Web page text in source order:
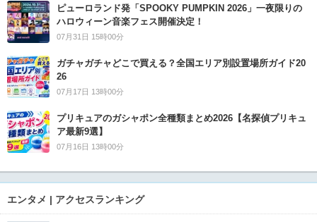
ピューロランド発「SPOOKY PUMPKIN 2026」一夜限りの
ハロウィーン音楽フェス開催決定！
07月31日 15時00分
ガチャガチャどこで買える？全国エリア別設置場所ガイド20
26
07月17日 13時00分
プリキュアのガシャポン全種類まとめ2026【名探偵プリキュ
ア最新9選】
07月16日 13時00分
エンタメ | アクセスランキング